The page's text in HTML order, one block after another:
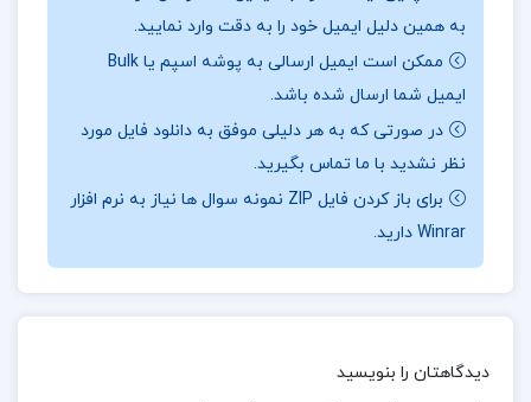
این کتاب با تحلیل و بررسی جامع مباحث گوناگون، ابزاری
قدرتمند برای درک بهتر مفاهیم و ارزش‌های نهج البلاغه
فراهم می‌آورد.این اثر تلاش می‌کند تا خوانندگان را به
سوی شناخت عمیق‌تر آموزه‌های نهج البلاغه هدایت کند و
راهکارهای عملی برای به‌کارگیری این آموزه‌ها در زندگی
روزمره ارائه دهد.محتوای کتاب با دقت و ظرافت تدوین
شده است تا نیازهای خوانندگان را در مواجهه با مسائل
متنوع فرهنگی، اجتماعی، اخلاقی و فردی پاسخ دهد.
به همین دلیل ایمیل خود را به دقت وارد نمایید.
ممکن است ایمیل ارسالی به پوشه اسپم یا Bulk
ایمیل شما ارسال شده باشد.
در صورتی که به هر دلیلی موفق به دانلود فایل مورد
نظر نشدید با ما تماس بگیرید.
برای باز کردن فایل ZIP نمونه سوال ها نیاز به نرم افزار
Winrar دارید.
دیدگاهتان را بنویسید